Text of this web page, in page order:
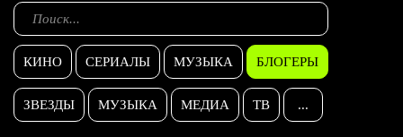
КИНО СЕРИАЛЫ МУЗЫКА БЛОГЕРЫ
ЗВЕЗДЫ МУЗЫКА МЕДИА ТВ ...